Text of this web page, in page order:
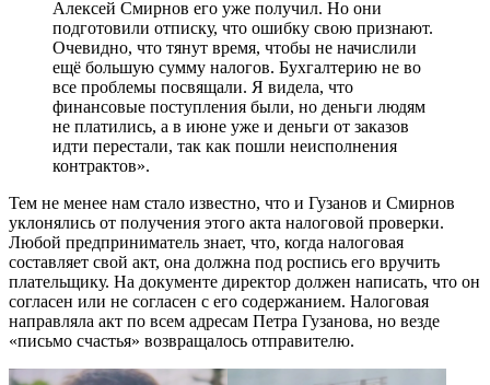
Алексей Смирнов его уже получил. Но они
подготовили отписку, что ошибку свою признают.
Очевидно, что тянут время, чтобы не начислили
ещё большую сумму налогов. Бухгалтерию не во
все проблемы посвящали. Я видела, что
финансовые поступления были, но деньги людям
не платились, а в июне уже и деньги от заказов
идти перестали, так как пошли неисполнения
контрактов».
Тем не менее нам стало известно, что и Гузанов и Смирнов
уклонялись от получения этого акта налоговой проверки.
Любой предприниматель знает, что, когда налоговая
составляет свой акт, она должна под роспись его вручить
плательщику. На документе директор должен написать, что он
согласен или не согласен с его содержанием. Налоговая
направляла акт по всем адресам Петра Гузанова, но везде
«письмо счастья» возвращалось отправителю.